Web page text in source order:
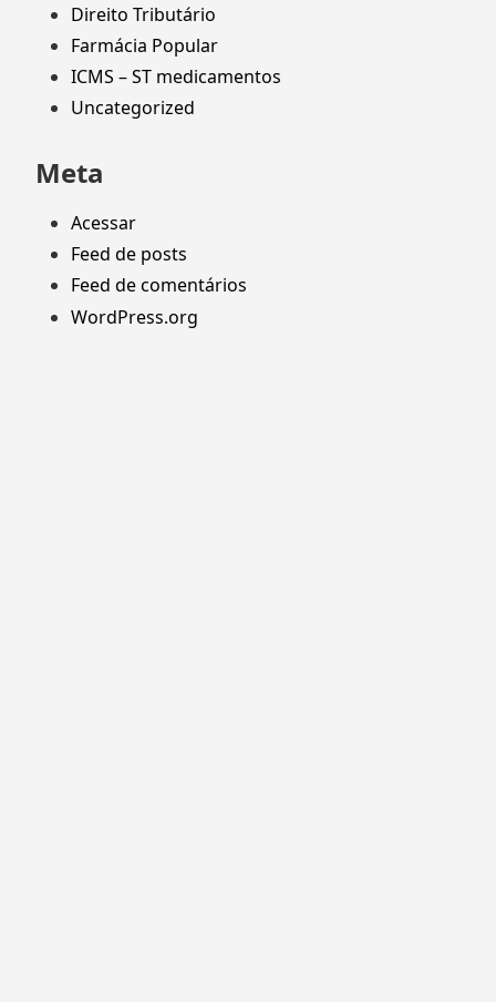
Direito Tributário
Farmácia Popular
ICMS – ST medicamentos
Uncategorized
Meta
Acessar
Feed de posts
Feed de comentários
WordPress.org